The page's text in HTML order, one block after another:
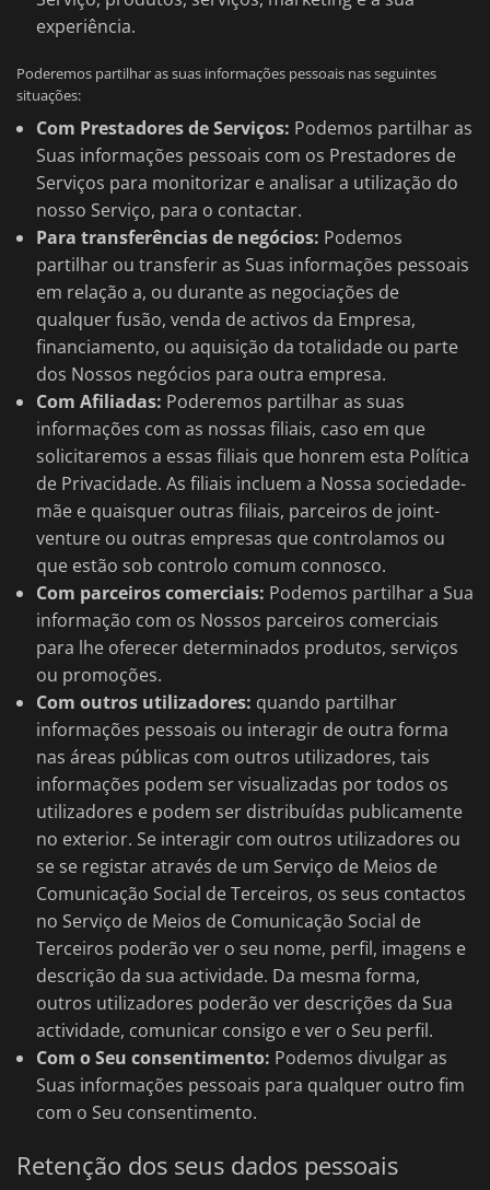
experiência.
Poderemos partilhar as suas informações pessoais nas seguintes
situações:
Com Prestadores de Serviços: Podemos partilhar as
Suas informações pessoais com os Prestadores de
Serviços para monitorizar e analisar a utilização do
nosso Serviço, para o contactar.
Para transferências de negócios: Podemos
partilhar ou transferir as Suas informações pessoais
em relação a, ou durante as negociações de
qualquer fusão, venda de activos da Empresa,
financiamento, ou aquisição da totalidade ou parte
dos Nossos negócios para outra empresa.
Com Afiliadas: Poderemos partilhar as suas
informações com as nossas filiais, caso em que
solicitaremos a essas filiais que honrem esta Política
de Privacidade. As filiais incluem a Nossa sociedade-
mãe e quaisquer outras filiais, parceiros de joint-
venture ou outras empresas que controlamos ou
que estão sob controlo comum connosco.
Com parceiros comerciais: Podemos partilhar a Sua
informação com os Nossos parceiros comerciais
para lhe oferecer determinados produtos, serviços
ou promoções.
Com outros utilizadores: quando partilhar
informações pessoais ou interagir de outra forma
nas áreas públicas com outros utilizadores, tais
informações podem ser visualizadas por todos os
utilizadores e podem ser distribuídas publicamente
no exterior. Se interagir com outros utilizadores ou
se se registar através de um Serviço de Meios de
Comunicação Social de Terceiros, os seus contactos
no Serviço de Meios de Comunicação Social de
Terceiros poderão ver o seu nome, perfil, imagens e
descrição da sua actividade. Da mesma forma,
outros utilizadores poderão ver descrições da Sua
actividade, comunicar consigo e ver o Seu perfil.
Com o Seu consentimento: Podemos divulgar as
Suas informações pessoais para qualquer outro fim
com o Seu consentimento.
Retenção dos seus dados pessoais